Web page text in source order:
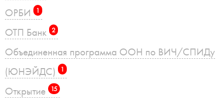
ОРБИ 1
ОТП Банк 2
Объединенная программа ООН по ВИЧ/СПИДу
(ЮНЭЙДС)
1
Открытие 15